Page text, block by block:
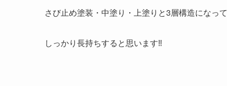
さび止め塗装・中塗り・上塗りと3層構造になっ
しっかり長持ちすると思います‼